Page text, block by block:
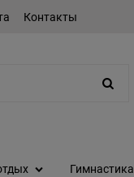
Контакты
Гимнастика